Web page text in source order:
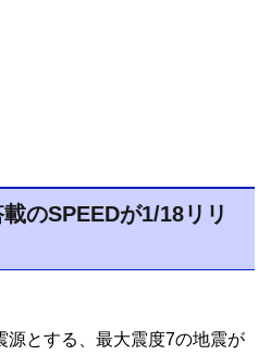
のSPEEDが1/18リリ
源とする、最大震度7の地震が